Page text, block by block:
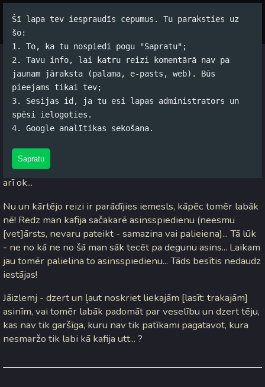
Šī lapa tev iespraudīs cepumus. Tu paraksties uz
šo:
1. To, ka tu nospiedi pogu "Sapratu";
2. Tavu info, lai katru reizi komentārā nav pa
jaunam jāraksta (palama, e-pasts, web). Būs
pieejams tikai tev;
3. Sesijas id, ja tu esi lapas administrators un
spēsi ielogoties.
4. Google analītikas sekošana.
Sapratu
kafija
Jānis Rubļevskis (koko) / 18.07.2006. 12:13 /#Dzīve/
komentāri
šķīstošā, tad ir viegli pagatavot; ja dabīgā, tad ir vērts to
gatavot; ja nāk miegs, tad nedaudz palīdz; ja nenāk miegs,
arī ok...
Nu un kārtējo reizi ir parādījies iemesls, kāpēc tomēr labāk
nē! Redz man kafija sačakarē asinsspiedienu (neesmu
[vet]ārsts, nevaru pateikt - samazina vai palieiena)... Tā lūk
- ne no kā ne no šā man sāk tecēt pa degunu asins... Laikam
jau tomēr palielina to asinsspiedienu... Tāds besītis nedaudz
iestājas!
Jāizlemj - dzert un ļaut noskriet liekajām [lasīt: trakajām]
asinīm, vai tomēr labāk padomāt par veselību un dzert tēju,
kas nav tik garšīga, kuru nav tik patīkami pagatavot, kura
nesmaržo tik labi kā kafija utt... ?